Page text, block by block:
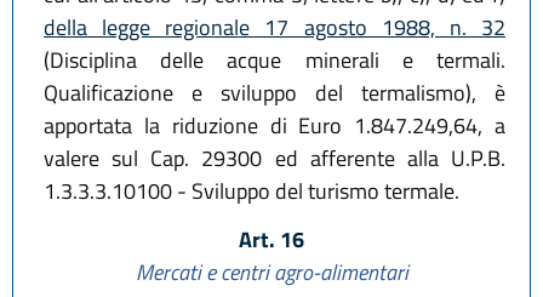
della legge regionale 17 agosto 1988, n. 32
(Disciplina delle acque minerali e termali.
Qualificazione e sviluppo del termalismo), è
apportata la riduzione di Euro 1.847.249,64, a
valere sul Cap. 29300 ed afferente alla U.P.B.
1.3.3.3.10100 - Sviluppo del turismo termale.
Art. 16
Mercati e centri agro-alimentari